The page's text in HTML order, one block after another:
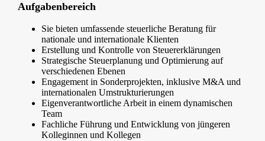
Aufgabenbereich
Sie bieten umfassende steuerliche Beratung für
nationale und internationale Klienten
Erstellung und Kontrolle von Steuererklärungen
Strategische Steuerplanung und Optimierung auf
verschiedenen Ebenen
Engagement in Sonderprojekten, inklusive M&A und
internationalen Umstrukturierungen
Eigenverantwortliche Arbeit in einem dynamischen
Team
Fachliche Führung und Entwicklung von jüngeren
Kolleginnen und Kollegen